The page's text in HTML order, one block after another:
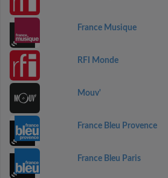
France Musique
RFI Monde
Mouv'
France Bleu Provence
France Bleu Paris